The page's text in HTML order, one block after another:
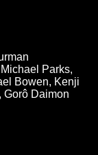
Parks,
Bowen, Kenji
Gorô Daimon